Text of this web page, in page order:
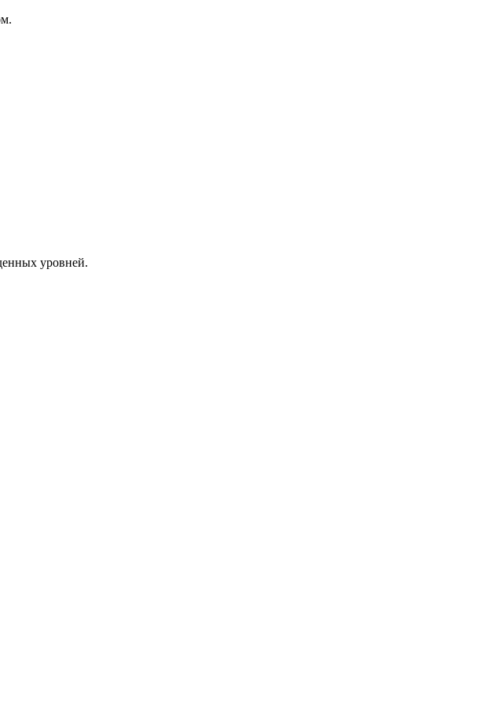
уровней.